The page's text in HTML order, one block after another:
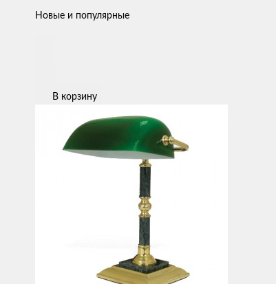
Новые и популярные
В корзину